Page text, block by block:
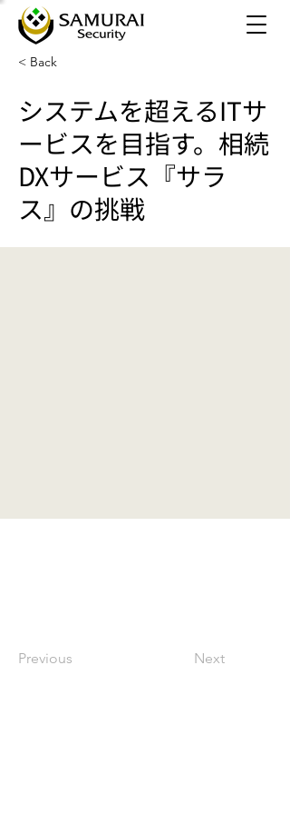
< Back
システムを超えるITサ
ービスを目指す。相続
DXサービス『サラ
ス』の挑戦
Previous Next